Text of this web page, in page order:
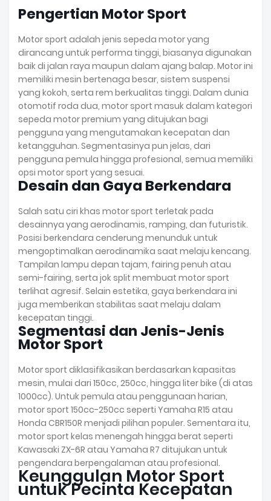
Pengertian Motor Sport
Motor sport adalah jenis sepeda motor yang
dirancang untuk performa tinggi, biasanya digunakan
baik di jalan raya maupun dalam ajang balap. Motor ini
memiliki mesin bertenaga besar, sistem suspensi
yang kokoh, serta rem berkualitas tinggi. Dalam dunia
otomotif roda dua, motor sport masuk dalam kategori
sepeda motor premium yang ditujukan bagi
pengguna yang mengutamakan kecepatan dan
ketangguhan. Segmentasinya pun jelas, dari
pengguna pemula hingga profesional, semua memiliki
opsi motor sport yang sesuai.
Desain dan Gaya Berkendara
Salah satu ciri khas motor sport terletak pada
desainnya yang aerodinamis, ramping, dan futuristik.
Posisi berkendara cenderung menunduk untuk
mengoptimalkan aerodinamika saat melaju kencang.
Tampilan lampu depan tajam, fairing penuh atau
semi-fairing, serta jok split membuat motor sport
terlihat agresif. Selain estetika, gaya berkendara ini
juga memberikan stabilitas saat melaju dalam
kecepatan tinggi.
Segmentasi dan Jenis-Jenis
Motor Sport
Motor sport diklasifikasikan berdasarkan kapasitas
mesin, mulai dari 150cc, 250cc, hingga liter bike (di atas
1000cc). Untuk pemula atau penggunaan harian,
motor sport 150cc-250cc seperti Yamaha R15 atau
Honda CBR150R menjadi pilihan populer. Sementara itu,
motor sport kelas menengah hingga berat seperti
Kawasaki ZX-6R atau Yamaha R7 ditujukan untuk
pengendara berpengalaman atau profesional.
Keunggulan Motor Sport
untuk Pecinta Kecepatan